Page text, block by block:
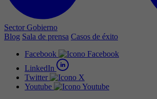
Sector Gobierno
Blog Sala de prensa Casos de éxito
Facebook
LinkedIn
Twitter
Youtube